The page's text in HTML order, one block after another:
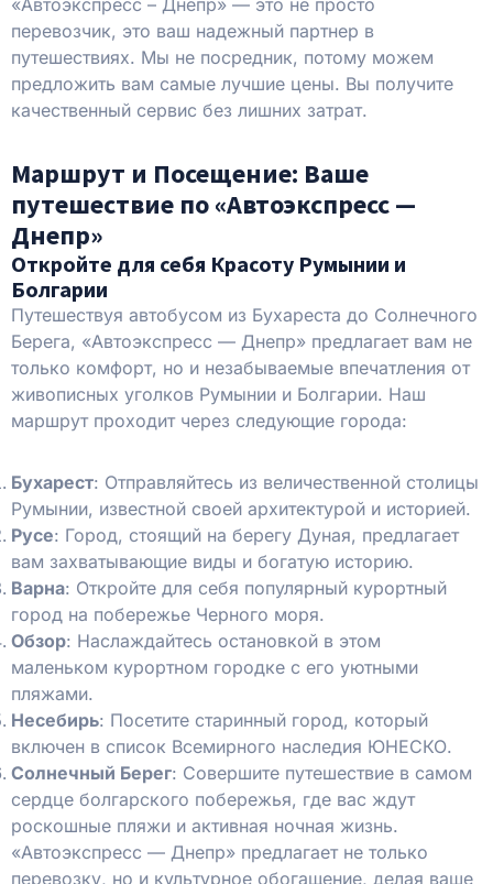
перевозчик, это ваш надежный партнер в
путешествиях. Мы не посредник, потому можем
предложить вам самые лучшие цены. Вы получите
качественный сервис без лишних затрат.
Маршрут и Посещение: Ваше
путешествие по «Автоэкспресс —
Днепр»
Откройте для себя Красоту Румынии и
Болгарии
Путешествуя автобусом из Бухареста до Солнечного
Берега, «Автоэкспресс — Днепр» предлагает вам не
только комфорт, но и незабываемые впечатления от
живописных уголков Румынии и Болгарии. Наш
маршрут проходит через следующие города:
Бухарест: Отправляйтесь из величественной столицы
Румынии, известной своей архитектурой и историей.
Русе: Город, стоящий на берегу Дуная, предлагает
вам захватывающие виды и богатую историю.
Варна: Откройте для себя популярный курортный
город на побережье Черного моря.
Обзор: Наслаждайтесь остановкой в ​​этом
маленьком курортном городке с его уютными
пляжами.
Несебирь: Посетите старинный город, который
включен в список Всемирного наследия ЮНЕСКО.
Солнечный Берег: Совершите путешествие в самом
сердце болгарского побережья, где вас ждут
роскошные пляжи и активная ночная жизнь.
«Автоэкспресс — Днепр» предлагает не только
перевозку, но и культурное обогащение, делая ваше